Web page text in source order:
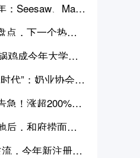
：Seesaw、Man
出了不同的果
点，下一个热门
鸡成今年大学城
代”；奶业协会称
急！涨超200%，
后，和府捞面李
，今年新注册相